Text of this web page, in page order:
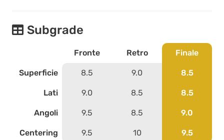
Subgrade
Fronte Retro Finale
Superficie 8.5 9.0 8.5
Lati 9.0 8.5 8.5
Angoli 9.5 8.5 9.0
Centering 9.5 10 9.5